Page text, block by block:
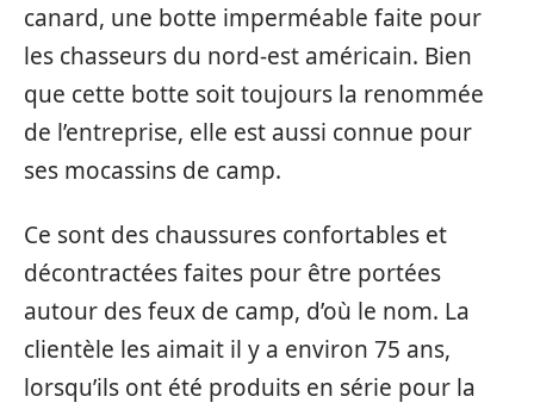
canard, une botte imperméable faite pour
les chasseurs du nord-est américain. Bien
que cette botte soit toujours la renommée
de l’entreprise, elle est aussi connue pour
ses mocassins de camp.
Ce sont des chaussures confortables et
décontractées faites pour être portées
autour des feux de camp, d’où le nom. La
clientèle les aimait il y a environ 75 ans,
lorsqu’ils ont été produits en série pour la